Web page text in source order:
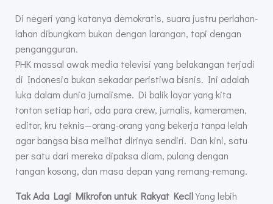
Di negeri yang katanya demokratis, suara justru perlahan-
lahan dibungkam bukan dengan larangan, tapi dengan
pengangguran.
PHK massal awak media televisi yang belakangan terjadi
di Indonesia bukan sekadar peristiwa bisnis. Ini adalah
luka dalam dunia jurnalisme. Di balik layar yang kita
tonton setiap hari, ada para crew, jurnalis, kameramen,
editor, kru teknis—orang-orang yang bekerja tanpa lelah
agar bangsa bisa melihat dirinya sendiri. Dan kini, satu
per satu dari mereka dipaksa diam, pulang dengan
tangan kosong, dan masa depan yang remang-remang.
Tak Ada Lagi Mikrofon untuk Rakyat KecilYang lebih